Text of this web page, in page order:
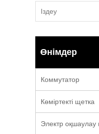
Өнімдер
Коммутатор
Көміртекті щетка
Электр оқшаулау